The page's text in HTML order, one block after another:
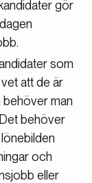
gör
som
att de är
man
behöver
och
eller